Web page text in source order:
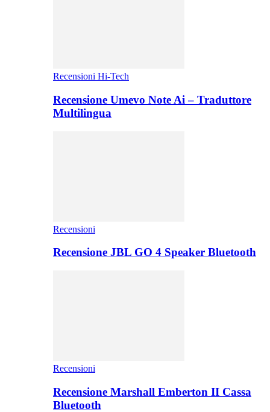
Recensioni Hi-Tech
Recensione Umevo Note Ai – Traduttore
Multilingua
Recensioni
Recensione JBL GO 4 Speaker Bluetooth
Recensioni
Recensione Marshall Emberton II Cassa
Bluetooth